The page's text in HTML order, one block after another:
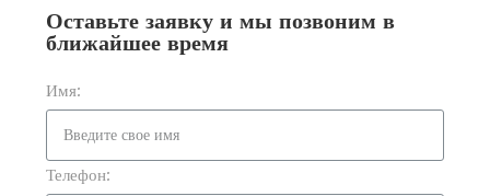
Оставьте заявку и мы позвоним в
ближайшее время
Имя:
Телефон: